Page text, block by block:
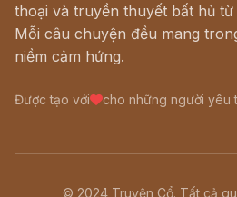
thoại và truyền thuyết bất hủ
Mỗi câu chuyện đều mang
niềm cảm hứng.
Được tạo với cho những người yêu
© 2024 Truyện Cổ. Tất cả